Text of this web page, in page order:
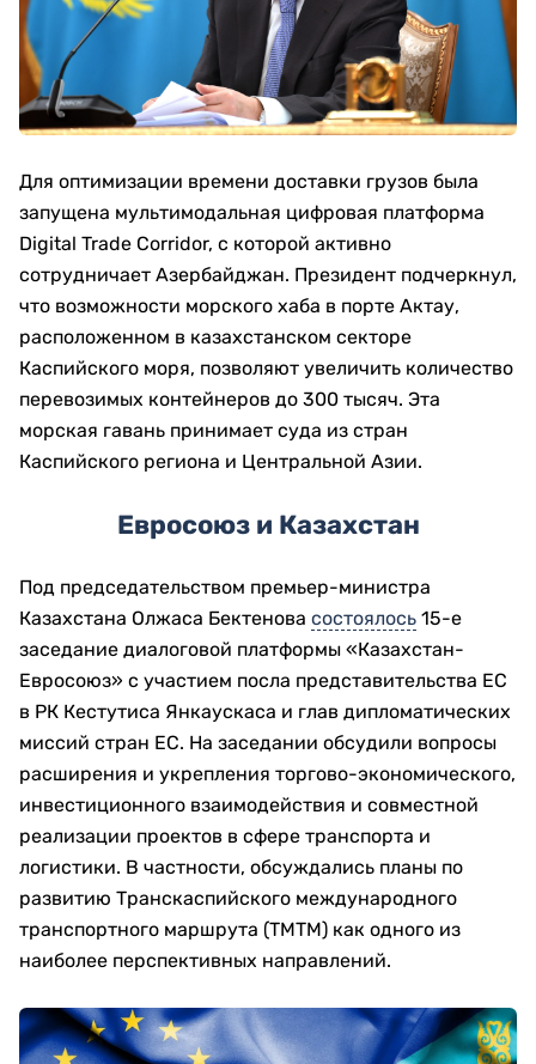
Для оптимизации времени доставки грузов была
запущена мультимодальная цифровая платформа
Digital Trade Corridor, с которой активно
сотрудничает Азербайджан. Президент подчеркнул,
что возможности морского хаба в портe Актау,
расположенном в казахстанском секторе
Каспийского моря, позволяют увеличить количество
перевозимых контейнеров до 300 тысяч. Эта
морская гавань принимает суда из стран
Каспийского региона и Центральной Азии.
Евросоюз и Казахстан
Под председательством премьер-министра
Казахстана Олжаса Бектенова состоялось 15-е
заседание диалоговой платформы «Казахстан-
Евросоюз» с участием посла представительства ЕС
в РК Кестутиса Янкаускаса и глав дипломатических
миссий стран ЕС. На заседании обсудили вопросы
расширения и укрепления торгово-экономического,
инвестиционного взаимодействия и совместной
реализации проектов в сфере транспорта и
логистики. В частности, обсуждались планы по
развитию Транскаспийского международного
транспортного маршрута (ТМТМ) как одного из
наиболее перспективных направлений.